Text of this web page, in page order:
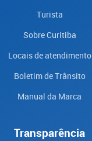
Turista
Sobre Curitiba
Locais de atendimento
Boletim de Trânsito
Manual da Marca
Transparência